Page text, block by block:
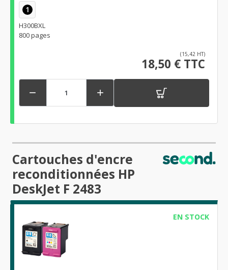
1
H300BXL
800 pages
(15,42 HT)
18,50 € TTC
 
Cartouches d'encre
reconditionnées HP
DeskJet F 2483
EN STOCK